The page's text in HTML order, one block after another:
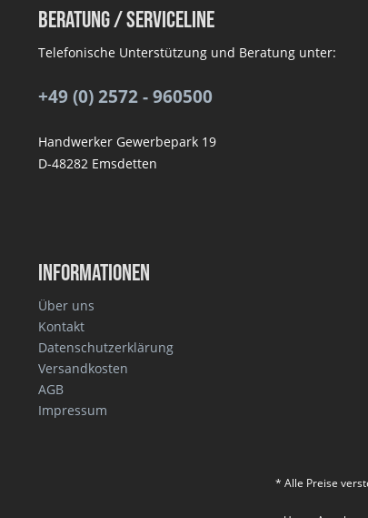
Beratung / Serviceline
Telefonische Unterstützung und Beratung unter:
+49 (0) 2572 - 960500
Handwerker Gewerbepark 19
D-48282 Emsdetten
Informationen
Über uns
Kontakt
Datenschutzerklärung
Versandkosten
AGB
Impressum
* Alle Preise